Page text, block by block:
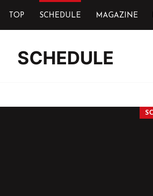
TOP SCHEDULE MAGAZINE
SCHEDULE